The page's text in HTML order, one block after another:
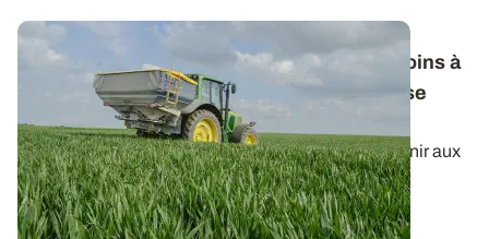
Fertilisation azotée des céréales : les besoins à
prendre en compte pour le calcul de la dose
totale
Le raisonnement du calcul de la dose d’azote à fournir aux
céréales à paille peut dépendre...
22 JANV. 2026